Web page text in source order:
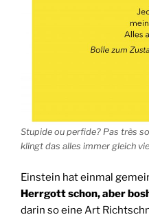
Stupide ou perfide? Pas très
klingt das alles immer gleich
Einstein hat einmal
Herrgott schon, aber
darin so eine Art